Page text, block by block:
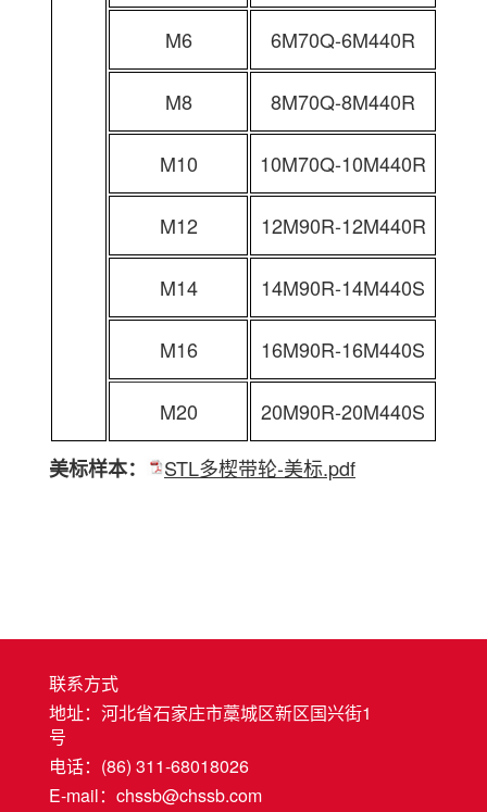
M6 6M70Q-6M440R
M8 8M70Q-8M440R
M10 10M70Q-10M440R
M12 12M90R-12M440R
M14 14M90R-14M440S
M16 16M90R-16M440S
M20 20M90R-20M440S
美标样本： STL多楔带轮-美标.pdf
联系方式
地址：河北省石家庄市藁城区新区国兴街1
号
电话：(86) 311-68018026
E-mail：chssb@chssb.com